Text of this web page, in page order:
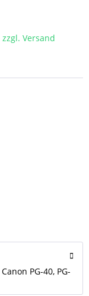
Versand
PG-40, PG-